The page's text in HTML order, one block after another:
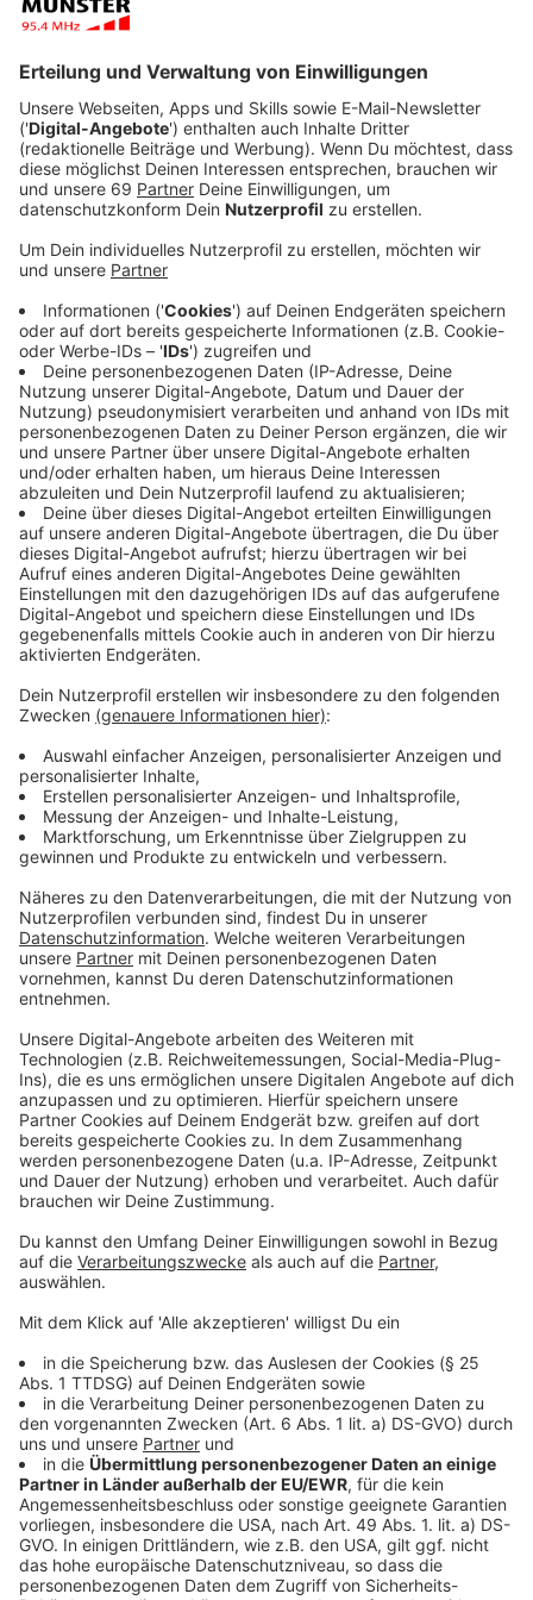
Die Inzidenz sinkt und sinkt und sinkt... Auch wenn in
immer mehr Regionen Deutschlands die sich
ausbreitende Delta-Virusvariante, die zuerst in Indien
aufgetreten war, in den Statistiken auffällt, bleibt die
Inzidenz hier in Münster auf einem niedrigen Niveau.
Sie hat sogar ein neues Rekordtief erreicht: Sie liegt
heute Morgen bei 2,2 - das hat das Robert-Koch-
Institut in Berlin ausgerechnet. Am Dienstag lag die
Inzidenz bei 2,5 - vergangenen Mittwoch bei 5,1.
Anzeige
Wieder mehr Impftermine in der Halle
Münsterland
Anzeige
Über 200.000 Menschen wurden in Münster inzwischen
einmal geimpft, etwa zwei Drittel davon auch ein
zweites Mal.Für Erstimpfungen gibt es im
Termine. Seit 8 Uhr ist die Online-Terminvergabe
Kassenärztlichen Vereinigung können Termine gebucht
werden. Allerdings dürfen sich dort nur Menschen
melden, die über 60 sind oder Vorerkrankungen haben.
Berechtigt sind außerdem Beschäftigte in
Behinderungen.
Anzeige
Vor allem in Apotheken schließen Schnelltest-
Stationen
Anzeige
Weil Münsters Inzidenz weiter sinkt, immer mehr
Regeln lockert, hat der Andrang in den Testzentren in
unserer Stadt deutlich abgenommen. Noch sind
Monats werden aber einige schließen, vor allem in
Apotheken. Zur Zeit zählen die Testzentren nicht
einmal mehr halb so viele Schnelltestwillige wie noch
vor zwei Wochen. Wer noch nicht vollständig geimpft
ist, sollte sich weiterhin testen lassen.
Anzeige